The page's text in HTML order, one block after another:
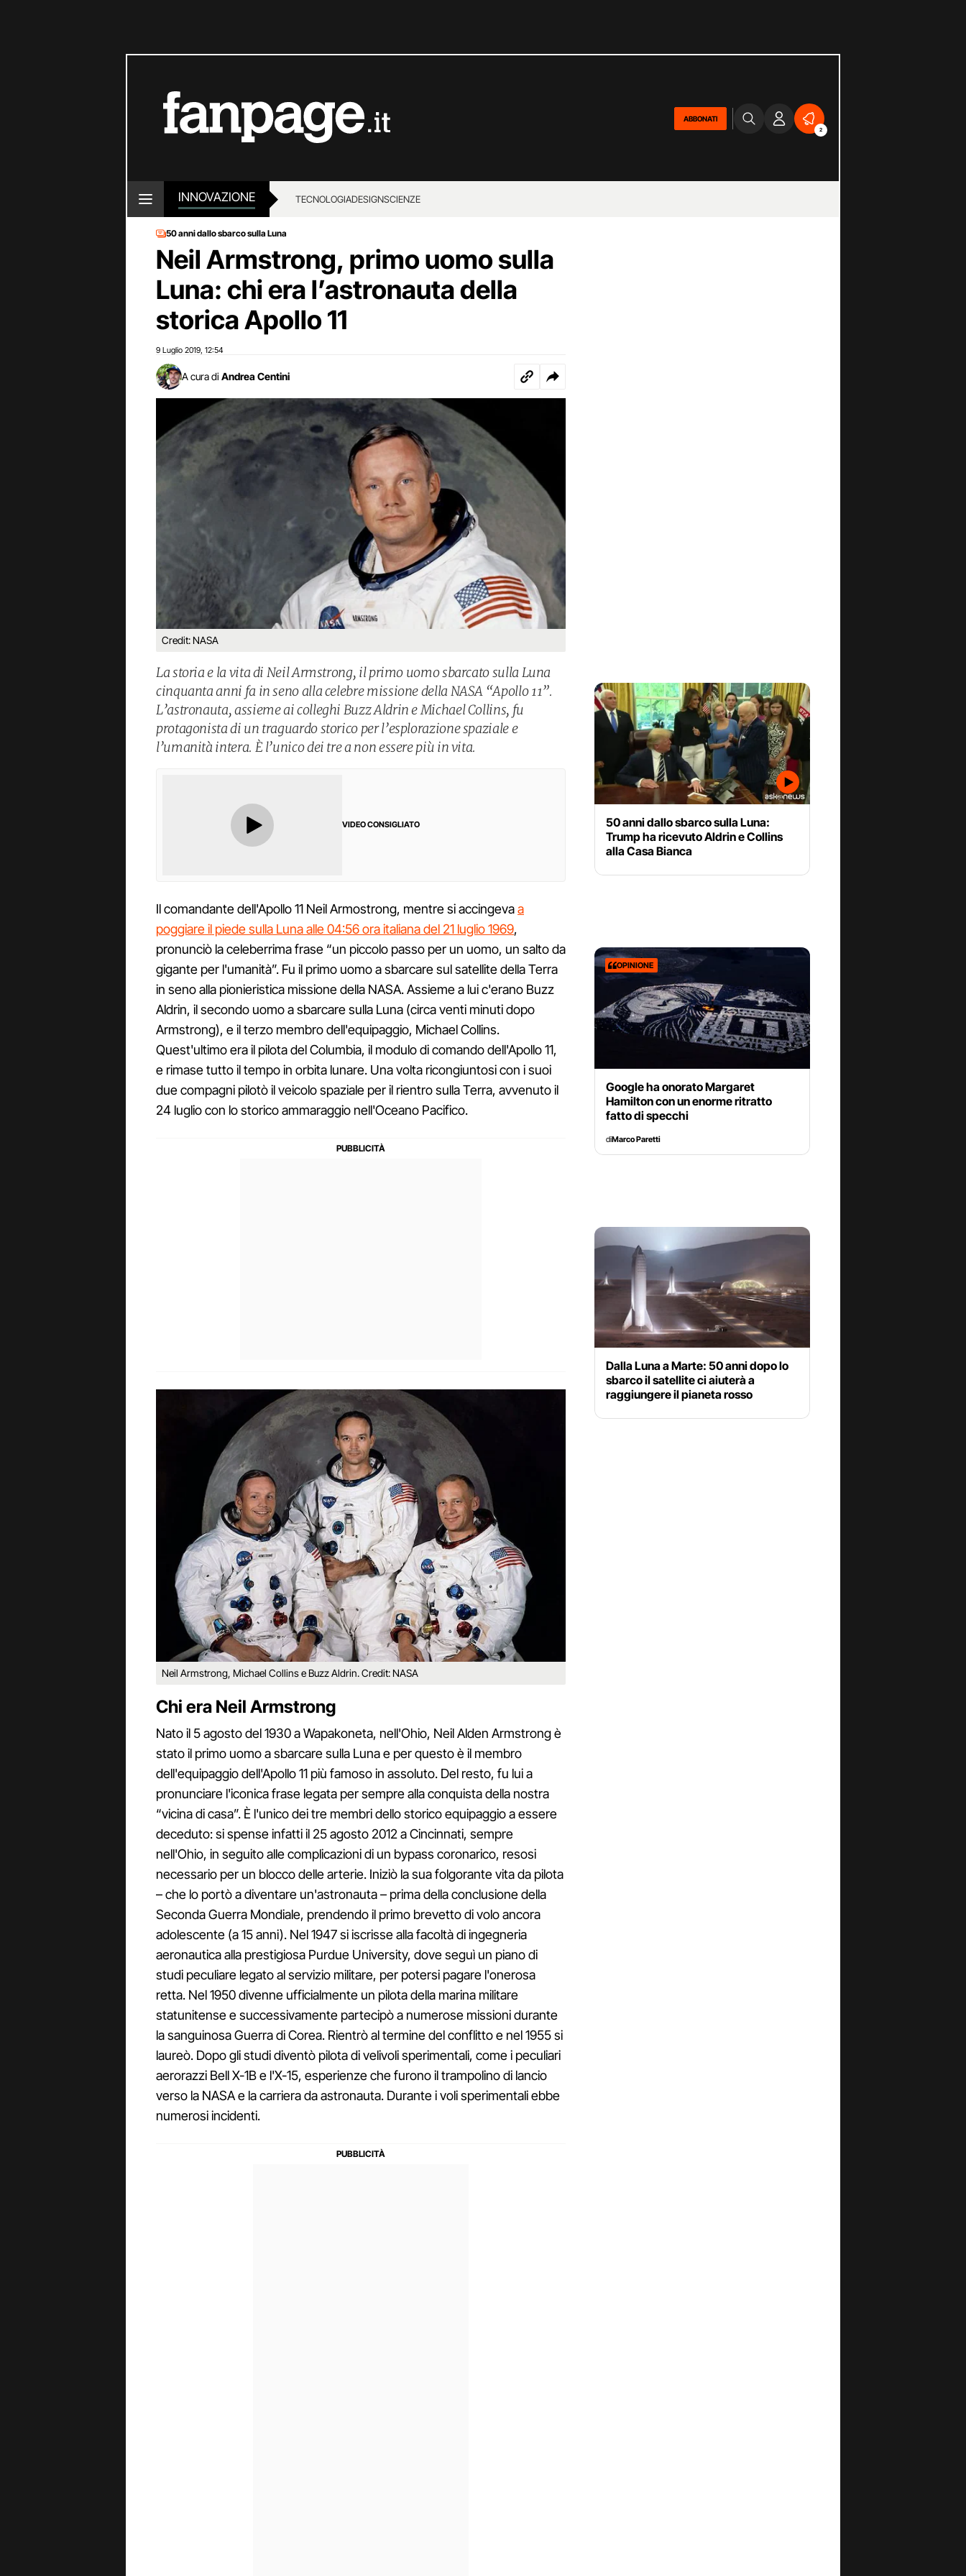
ABBONATI
2
INNOVAZIONE TECNOLOGIADESIGNSCIENZE
50 anni dallo sbarco sulla Luna
Neil Armstrong, primo uomo sulla
Luna: chi era l’astronauta della
storica Apollo 11
9 Luglio 2019 12:54
A cura di Andrea Centini
Credit: NASA
La storia e la vita di Neil Armstrong, il primo uomo sbarcato sulla Luna
cinquanta anni fa in seno alla celebre missione della NASA “Apollo 11”.
L’astronauta, assieme ai colleghi Buzz Aldrin e Michael Collins, fu
protagonista di un traguardo storico per l’esplorazione spaziale e
l’umanità intera. È l’unico dei tre a non essere più in vita.
VIDEO CONSIGLIATO
Il comandante dell'Apollo 11 Neil Armostrong, mentre si accingevaa
poggiare il piede sulla Luna alle 04:56 ora italiana del 21 luglio 1969,
pronunciò la celeberrima frase “un piccolo passo per un uomo, un salto da
gigante per l'umanità”. Fu il primo uomo a sbarcare sul satellite della Terra
in seno alla pionieristica missione della NASA. Assieme a lui c'erano Buzz
Aldrin, il secondo uomo a sbarcare sulla Luna (circa venti minuti dopo
Armstrong), e il terzo membro dell'equipaggio, Michael Collins.
Quest'ultimo era il pilota del Columbia, il modulo di comando dell'Apollo 11,
e rimase tutto il tempo in orbita lunare. Una volta ricongiuntosi con i suoi
due compagni pilotò il veicolo spaziale per il rientro sulla Terra, avvenuto il
24 luglio con lo storico ammaraggio nell'Oceano Pacifico.
Neil Armstrong, Michael Collins e Buzz Aldrin. Credit: NASA
Chi era Neil Armstrong
Nato il 5 agosto del 1930 a Wapakoneta, nell'Ohio, Neil Alden Armstrong è
stato il primo uomo a sbarcare sulla Luna e per questo è il membro
dell'equipaggio dell'Apollo 11 più famoso in assoluto. Del resto, fu lui a
pronunciare l'iconica frase legata per sempre alla conquista della nostra
“vicina di casa”. È l'unico dei tre membri dello storico equipaggio a essere
deceduto: si spense infatti il 25 agosto 2012 a Cincinnati, sempre
nell'Ohio, in seguito alle complicazioni di un bypass coronarico, resosi
necessario per un blocco delle arterie. Iniziò la sua folgorante vita da pilota
– che lo portò a diventare un'astronauta – prima della conclusione della
Seconda Guerra Mondiale, prendendo il primo brevetto di volo ancora
adolescente (a 15 anni). Nel 1947 si iscrisse alla facoltà di ingegneria
aeronautica alla prestigiosa Purdue University, dove seguì un piano di
studi peculiare legato al servizio militare, per potersi pagare l'onerosa
retta. Nel 1950 divenne ufficialmente un pilota della marina militare
statunitense e successivamente partecipò a numerose missioni durante
la sanguinosa Guerra di Corea. Rientrò al termine del conflitto e nel 1955 si
laureò. Dopo gli studi diventò pilota di velivoli sperimentali, come i peculiari
aerorazzi Bell X-1B e l'X-15, esperienze che furono il trampolino di lancio
verso la NASA e la carriera da astronauta. Durante i voli sperimentali ebbe
numerosi incidenti.
50 anni dallo sbarco sulla Luna:
Trump ha ricevuto Aldrin e Collins
alla Casa Bianca
OPINIONE
Google ha onorato Margaret
Hamilton con un enorme ritratto
fatto di specchi
diMarco Paretti
Dalla Luna a Marte: 50 anni dopo lo
sbarco il satellite ci aiuterà a
raggiungere il pianeta rosso